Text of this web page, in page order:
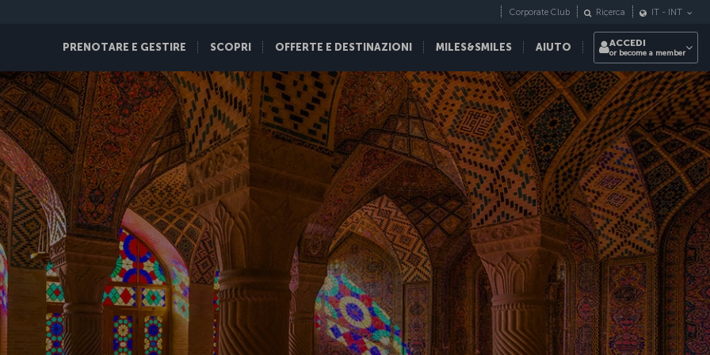
PRENOTARE E GESTIRE SCOPRI OFFERTE E DESTINAZIONI MILES&SMILES AIUTO
Corporate Club Ricerca IT - INT
ACCEDI
or become a member